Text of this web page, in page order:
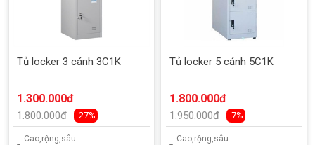
Tủ locker 3 cánh 3C1K
1.300.000đ
1.800.000đ -27%
Cao,rộng,sâu:
Tủ locker 5 cánh 5C1K
1.800.000đ
1.950.000đ -7%
Cao,rộng,sâu: